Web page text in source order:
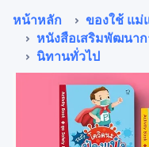
หน้าหลัก
ของใช้ แม่
หนังสือเสริมพัฒนาก
นิทานทั่วไป